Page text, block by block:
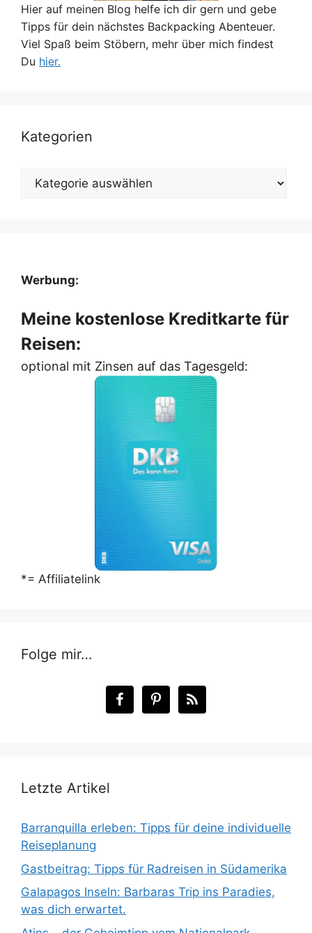
Hier auf meinen Blog helfe ich dir gern und gebe
Tipps für dein nächstes Backpacking Abenteuer.
Viel Spaß beim Stöbern, mehr über mich findest
Du hier.
Kategorien
Kategorien
Werbung:
Meine kostenlose Kreditkarte für
Reisen:
optional mit Zinsen auf das Tagesgeld:
*= Affiliatelink
Folge mir…
Letzte Artikel
Barranquilla erleben: Tipps für deine individuelle
Reiseplanung
Gastbeitrag: Tipps für Radreisen in Südamerika
Galapagos Inseln: Barbaras Trip ins Paradies,
was dich erwartet.